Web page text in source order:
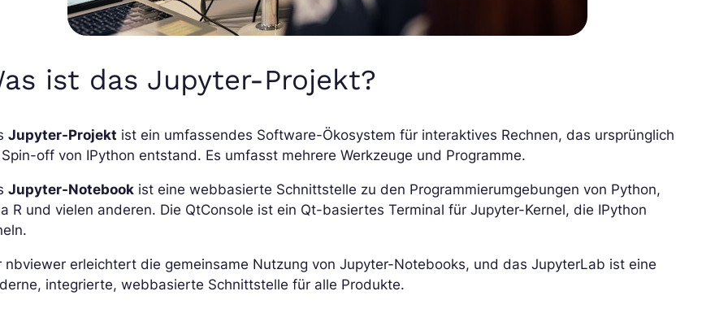
ist das Jupyter-Projekt?
Jupyter-Projekt ist ein umfassendes Software-Ökosystem für interaktives Rechnen, das ursprünglich
off von IPython entstand. Es umfasst mehrere Werkzeuge und Programme.
Jupyter-Notebook ist eine webbasierte Schnittstelle zu den Programmierumgebungen von Python,
R und vielen anderen. Die QtConsole ist ein Qt-basiertes Terminal für Jupyter-Kernel, die IPython
nbviewer erleichtert die gemeinsame Nutzung von Jupyter-Notebooks, und das JupyterLab ist eine
integrierte, webbasierte Schnittstelle für alle Produkte.